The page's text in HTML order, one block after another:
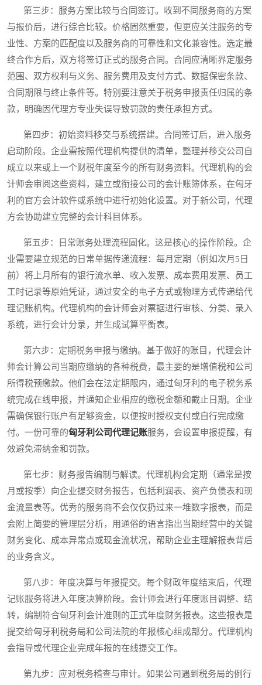
第三步：服务方案比较与合同签订。收到不同服务商的方案
与报价后，进行综合比较。价格固然重要，但更应关注服务的专
业性、方案的匹配度以及服务商的可靠性和文化兼容性。选定最
终合作方后，双方将签订正式的服务合同。合同应清晰界定服务
范围、双方权利与义务、服务费用及支付方式、数据保密条款、
合同期限与终止条件等。特别要注意关于税务申报责任归属的条
款，明确因代理方专业失误导致罚款的责任承担方式。
第四步：初始资料移交与系统搭建。合同签订后，进入服务
启动阶段。企业需按照代理机构提供的清单，整理并移交公司自
成立以来或上一个财税年度至今的所有财务资料。代理机构的会
计师会审阅这些资料，建立或衔接公司的会计账簿体系，在匈牙
利的官方会计软件或系统中进行初始化设置。对于新公司，代理
方会协助建立完整的会计科目体系。
第五步：日常账务处理流程固化。这是核心的操作阶段。企
业需要建立规范的日常单据传递流程：每月定期（例如次月5日
前）将上月所有的银行流水单、收入发票、成本费用发票、员工
工时记录等原始凭证，通过安全的电子方式或物理方式传递给代
理记账机构。代理机构的会计师会对票据进行审核、分类、录入
系统，进行会计分录，并生成试算平衡表。
第六步：定期税务申报与缴纳。基于做好的账目，代理会计
师会计算公司当期应缴纳的各种税费，最主要的是增值税和公司
所得税预缴款。他们会在法定期限内，通过匈牙利的电子税务系
统完成在线申报，并通知企业相应的缴税金额和截止日期。企业
需确保银行账户有足够资金，以便按时授权支付或自行完成缴
付。一份可靠的匈牙利公司代理记账服务，会设置申报提醒，有
效避免滞纳金和罚款。
第七步：财务报告编制与解读。代理机构会定期（通常是按
月或按季）向企业提交财务报告，包括利润表、资产负债表和现
金流量表等。优秀的服务商不会仅仅扔过来一堆数字报表，而是
会附上简要的管理层分析，用通俗的语言指出当期经营中的关键
财务变化、成本异常点或现金流状况，帮助企业主理解报表背后
的业务含义。
第八步：年度决算与年报提交。每个财政年度结束后，代理
记账服务将进入年度决算阶段。会计师会进行年度账目调整、结
转，编制符合匈牙利会计准则的正式年度财务报表。这些报表是
提交给匈牙利税务局和公司法院的年报核心组成部分。代理机构
会指导或代理企业完成年报的在线提交工作。
第九步：应对税务稽查与审计。如果公司遇到税务局的例行